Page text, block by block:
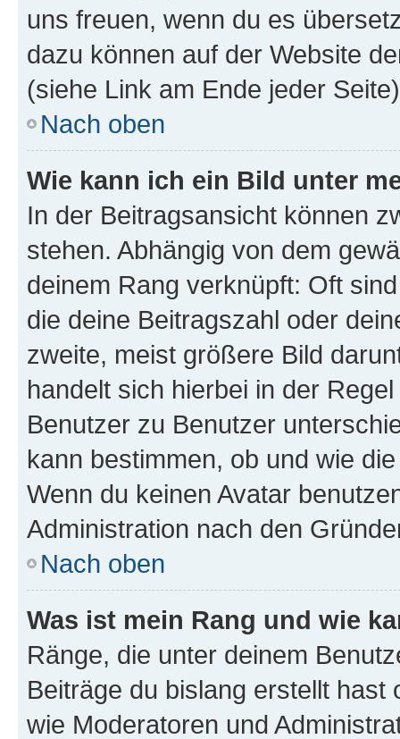
uns freuen, wenn du es
dazu können auf der Website
(siehe Link am Ende jeder
Nach oben
Wie kann ich ein Bild unter
In der Beitragsansicht können
stehen. Abhängig von dem
deinem Rang verknüpft: Oft
die deine Beitragszahl oder
zweite, meist größere Bild
handelt sich hierbei in der
Benutzer zu Benutzer
kann bestimmen, ob und wie
Wenn du keinen Avatar
Administration nach den
Nach oben
Was ist mein Rang und wie
Ränge, die unter deinem
Beiträge du bislang erstellt
wie Moderatoren und